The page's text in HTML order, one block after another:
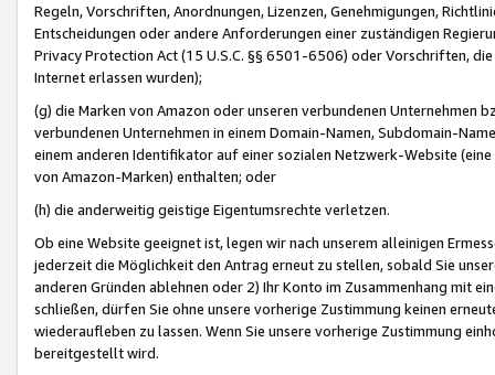
Regeln, Vorschriften, Anordnungen, Lizenzen, Genehmigungen,
Entscheidungen oder andere Anforderungen einer zuständigen
Privacy Protection Act (15 U.S.C. §§ 6501-6506) oder Vorschriften,
Internet erlassen wurden);
(g) die Marken von Amazon oder unseren verbundenen Unternehmen
verbundenen Unternehmen in einem Domain-Namen, Subdomain-
einem anderen Identifikator auf einer sozialen Netzwerk-Website
von Amazon-Marken) enthalten; oder
(h) die anderweitig geistige Eigentumsrechte verletzen.
Ob eine Website geeignet ist, legen wir nach unserem alleinigen
jederzeit die Möglichkeit den Antrag erneut zu stellen, sobald Sie
anderen Gründen ablehnen oder 2) Ihr Konto im Zusammenhang mit
schließen, dürfen Sie ohne unsere vorherige Zustimmung keinen
wiederaufleben zu lassen. Wenn Sie unsere vorherige Zustimmung
bereitgestellt wird.